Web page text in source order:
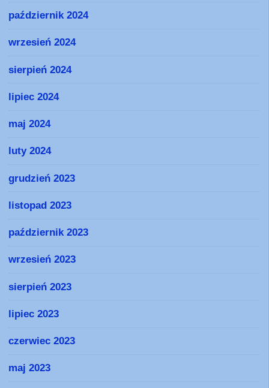
październik 2024
wrzesień 2024
sierpień 2024
lipiec 2024
maj 2024
luty 2024
grudzień 2023
listopad 2023
październik 2023
wrzesień 2023
sierpień 2023
lipiec 2023
czerwiec 2023
maj 2023